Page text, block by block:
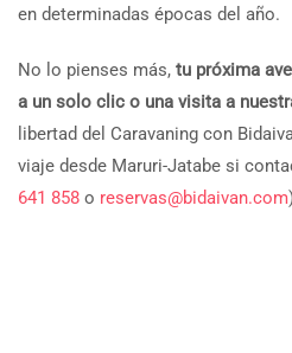
en determinadas épocas del año.
No lo pienses más, tu próxima
a un solo clic o una visita a
libertad del Caravaning con
viaje desde Maruri-Jatabe si
641 858 o reservas@bidaivan.com